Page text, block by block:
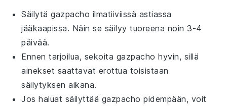
Säilytägazpacho ilmatiiviissä astiassa
jääkaapissa. Näin se säilyy tuoreena noin 3-4
päivää.
Ennen tarjoilua, sekoita gazpacho hyvin, sillä
ainekset saattavat erottua toisistaan
säilytyksen aikana.
Jos haluat säilyttää gazpacho pidempään, voit